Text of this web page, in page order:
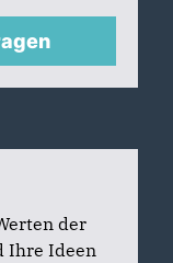
der
Ihre Ideen